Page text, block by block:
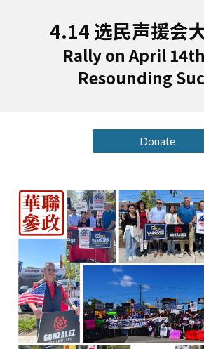
4.14 选民声援会
Rally on April
Resounding
Donate